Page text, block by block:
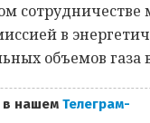
сотрудничестве
в
объемов газа
в нашем Телеграм-